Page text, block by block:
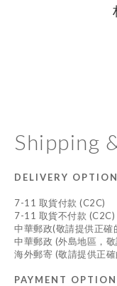
Shipping
DELIVERY
7-11 取貨付款 (C2C)
7-11 取貨不付款 (C2C)
中華郵政(敬請提供正確
中華郵政 (外島地區，
海外郵寄 (敬請提供正
PAYMENT